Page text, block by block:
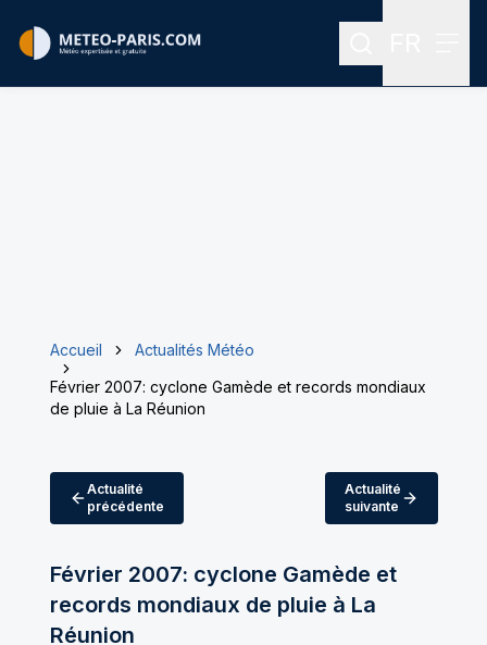
Rechercher
Accueil
Actualités Météo
Février 2007: cyclone Gamède et records mondiaux
de pluie à La Réunion
Actualité
précédente
Actualité
suivante
Février 2007: cyclone Gamède et
records mondiaux de pluie à La
Réunion